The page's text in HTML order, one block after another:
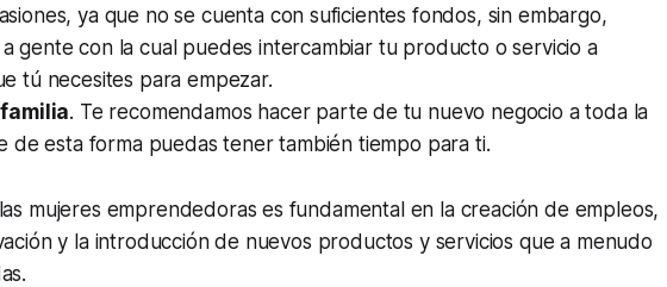
ya que no se cuenta con suficientes fondos, sin embargo,
gente con la cual puedes intercambiar tu producto o servicio a
tú necesites para empezar.
. Te recomendamos hacer parte de tu nuevo negocio a toda la
de esta forma puedas tener también tiempo para ti.
mujeres emprendedoras es fundamental en la creación de empleos,
y la introducción de nuevos productos y servicios que a menudo